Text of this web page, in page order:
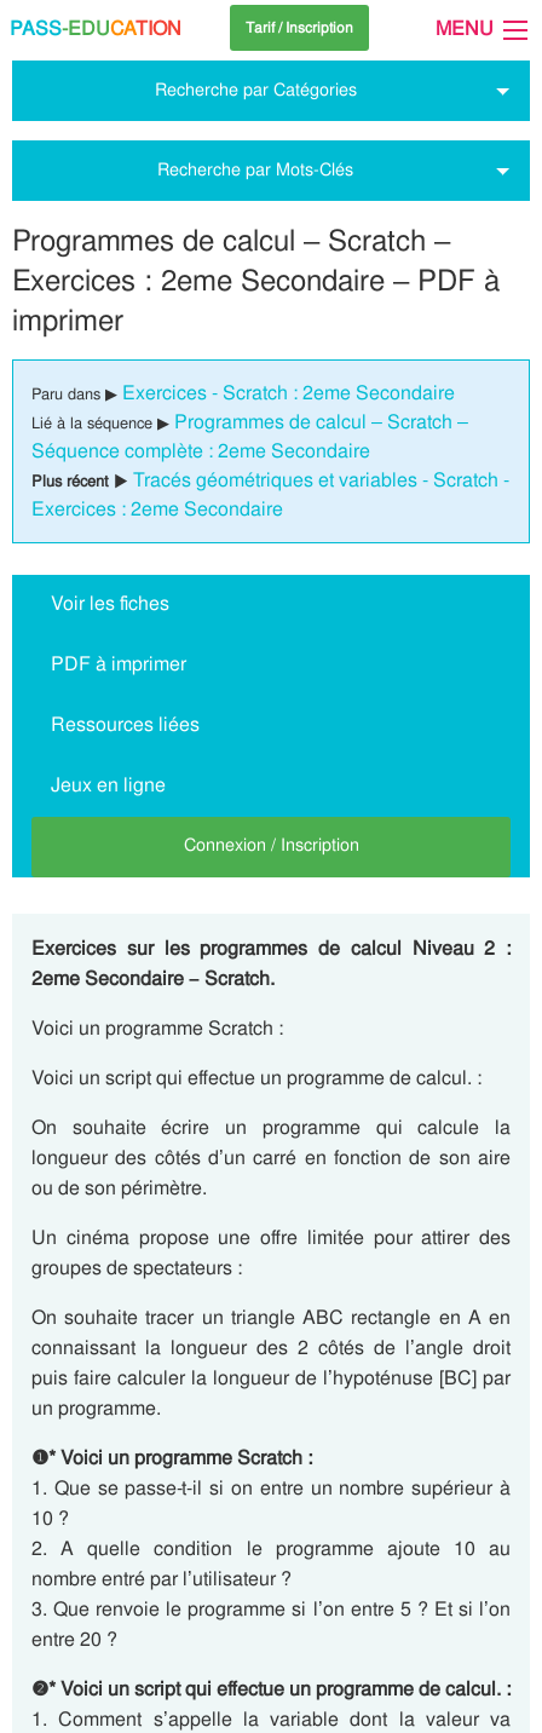
PASS-EDUCATION Tarif / Inscription MENU
Recherche par Catégories
Recherche par Mots-Clés
Programmes de calcul – Scratch –
Exercices : 2eme Secondaire – PDF à
imprimer
Paru dans ▶ Exercices - Scratch : 2eme Secondaire
Lié à la séquence ▶ Programmes de calcul – Scratch –
Séquence complète : 2eme Secondaire
Plus récent ▶ Tracés géométriques et variables - Scratch -
Exercices : 2eme Secondaire
Voir les fiches
PDF à imprimer
Ressources liées
Jeux en ligne
Connexion / Inscription
Exercices sur les programmes de calcul Niveau 2 :
2eme Secondaire – Scratch.
Voici un programme Scratch :
Voici un script qui effectue un programme de calcul. :
On souhaite écrire un programme qui calcule la
longueur des côtés d’un carré en fonction de son aire
ou de son périmètre.
Un cinéma propose une offre limitée pour attirer des
groupes de spectateurs :
On souhaite tracer un triangle ABC rectangle en A en
connaissant la longueur des 2 côtés de l’angle droit
puis faire calculer la longueur de l’hypoténuse [BC] par
un programme.
❶* Voici un programme Scratch :
1. Que se passe-t-il si on entre un nombre supérieur à
10 ?
2. A quelle condition le programme ajoute 10 au
nombre entré par l’utilisateur ?
3. Que renvoie le programme si l’on entre 5 ? Et si l’on
entre 20 ?
❷* Voici un script qui effectue un programme de calcul. :
1. Comment s’appelle la variable dont la valeur va